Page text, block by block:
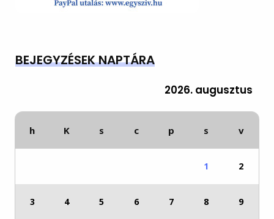
BEJEGYZÉSEK NAPTÁRA
2026. augusztus
h K s c p s v
1 2
3 4 5 6 7 8 9